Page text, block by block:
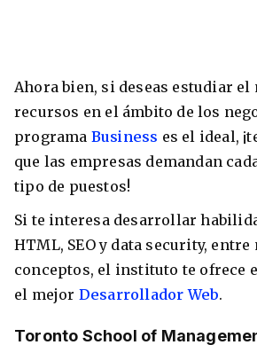
Ahora bien, si deseas estudiar el
recursos en el ámbito de los
programa Business es el ideal,
que las empresas demandan
tipo de puestos!
Si te interesa desarrollar
HTML, SEO y data security,
conceptos, el instituto te ofrece
el mejor Desarrollador Web.
Toronto School of